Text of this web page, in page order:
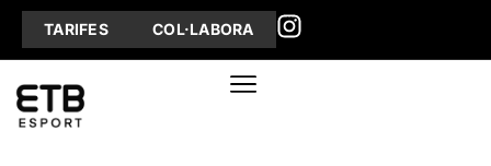
TARIFES COL·LABORA